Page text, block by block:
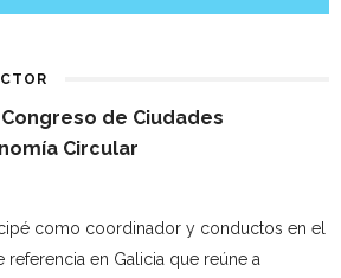
de Ciudades
Circular
como coordinador y conductos en el
referencia en Galicia que reúne a